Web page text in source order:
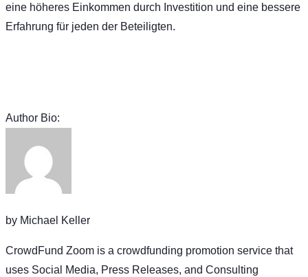
eine höheres Einkommen durch Investition und eine bessere
Erfahrung für jeden der Beteiligten.
Author Bio:
by Michael Keller
CrowdFund Zoom is a crowdfunding promotion service that
uses Social Media, Press Releases, and Consulting